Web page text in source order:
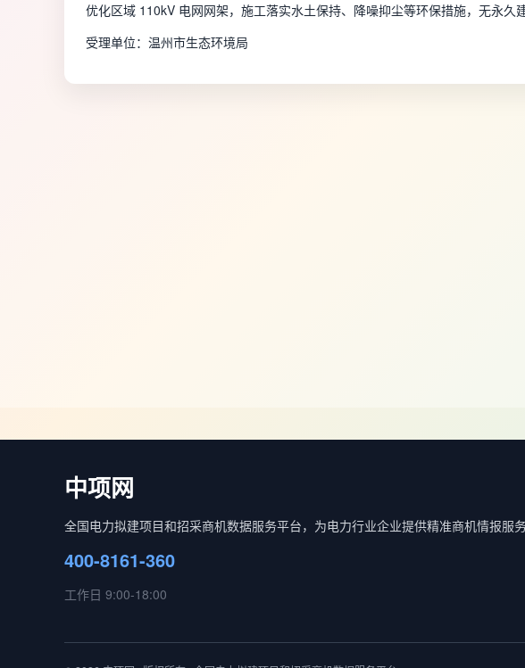
优化区域 110kV 电网网架，施工落实水土保持、降噪抑尘等环保措施，无永久
受理单位：温州市生态环境局
中项网
全国电力拟建项目和招采商机数据服务平台，为电力行业企业提供精准商机情报服务
400-8161-360
工作日 9:00-18:00